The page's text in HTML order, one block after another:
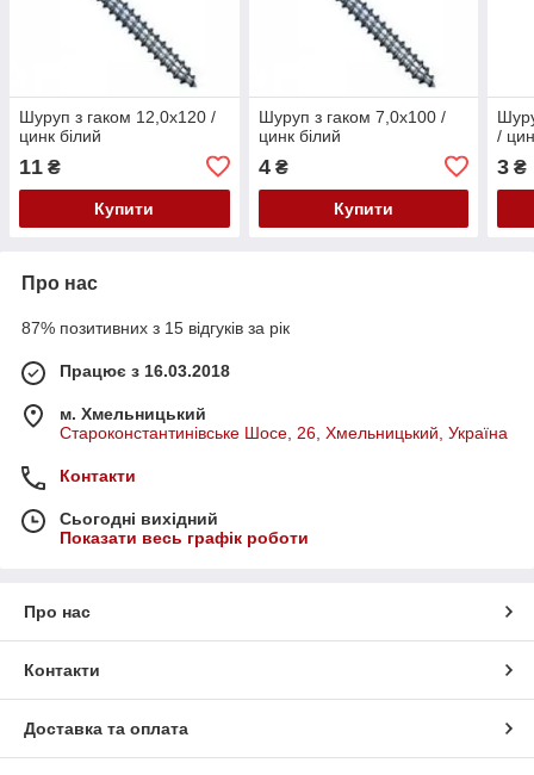
Шуруп з гаком 12,0х120 /
цинк білий
11 ₴
Купити
Шуруп з гаком 7,0х100 /
цинк білий
4₴
Купити
/
3 ₴
Про нас
87% позитивних з 15 відгуків за рік
Працює з 16.03.2018
м. Хмельницький
Староконстантинівське Шосе, 26, Хмельницький, Україна
Контакти
Сьогодні вихідний
Показати весь графік роботи
Про нас
Контакти
Доставка та оплата